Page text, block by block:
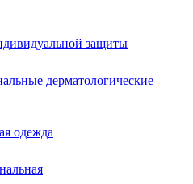
защиты
дерматологические
одежда